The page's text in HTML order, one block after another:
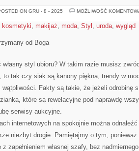
ON GRU - 8 - 2025 MOŻLIWOŚĆ
kosmetyki, makijaż, moda, Styl , uroda, wygląd
od Boga
własny styl ubioru? W takim razie musisz
tak czy siak są kanony piękna, trendy w
wątpliwości. Fakty są takie, że jeżeli odrobinę
które są rewelacyjne pod naprawdę
serwisy aukcyjne.
internetowych na spokojnie można
niezbyt drogie. Pamiętajmy o tym,
zapełnieniem własnej szafy, bez